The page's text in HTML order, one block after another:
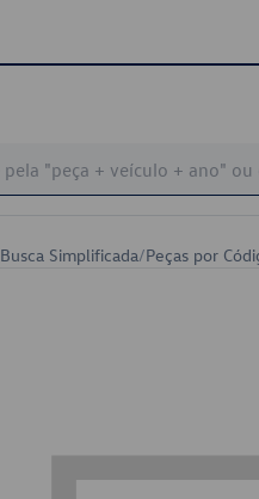
Busca Simplificada/Peças por